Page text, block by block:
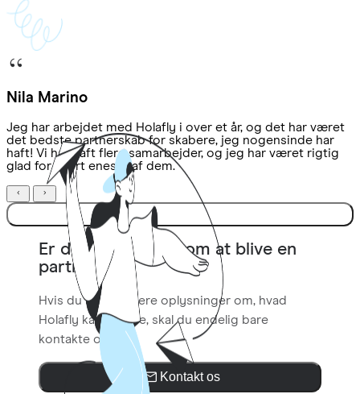
Nila Marino
Jeg har arbejdet med Holafly i over et år, og det har været
det bedste partnerskab for skabere, jeg nogensinde har
haft! Vi har haft flere samarbejder, og jeg har været rigtig
glad for hvert eneste af dem.
Bliv en Holafly-partner
Er du stadig i tvivl om at blive en
partner?
Hvis du vil have flere oplysninger om, hvad
Holafly kan tilbyde, skal du endelig bare
kontakte os.
Kontakt os